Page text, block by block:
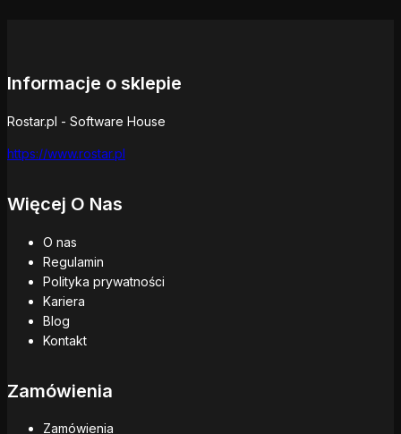
Informacje o sklepie
Rostar.pl - Software House
https://www.rostar.pl
Więcej O Nas
O nas
Regulamin
Polityka prywatności
Kariera
Blog
Kontakt
Zamówienia
Zamówienia